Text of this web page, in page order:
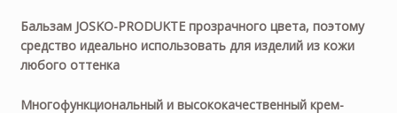
Бальзам JOSKO-PRODUKTE прозрачного цвета, поэтому
средство идеально использовать для изделий из кожи
любого оттенка
Многофункциональный и высококачественный крем-